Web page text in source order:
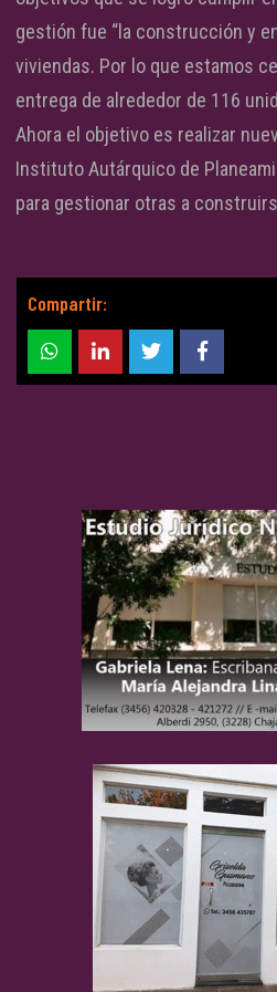
gestión fue “la construcción y
viviendas. Por lo que estamos
entrega de alrededor de 116
Ahora el objetivo es realizar
Instituto Autárquico de
para gestionar otras a
Compartir: